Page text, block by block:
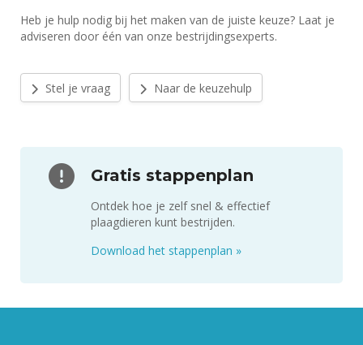
Heb je hulp nodig bij het maken van de juiste keuze? Laat je
adviseren door één van onze bestrijdingsexperts.
Stel je vraag Naar de keuzehulp
Gratis stappenplan
Ontdek hoe je zelf snel & effectief
plaagdieren kunt bestrijden.
Download het stappenplan »